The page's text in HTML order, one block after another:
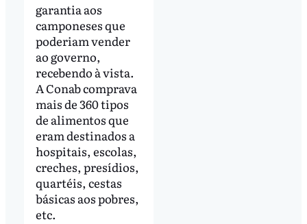
garantia aos
camponeses que
poderiam vender
ao governo,
recebendo à vista.
A Conab comprava
mais de 360 tipos
de alimentos que
eram destinados a
hospitais, escolas,
creches, presídios,
quartéis, cestas
básicas aos pobres,
etc.